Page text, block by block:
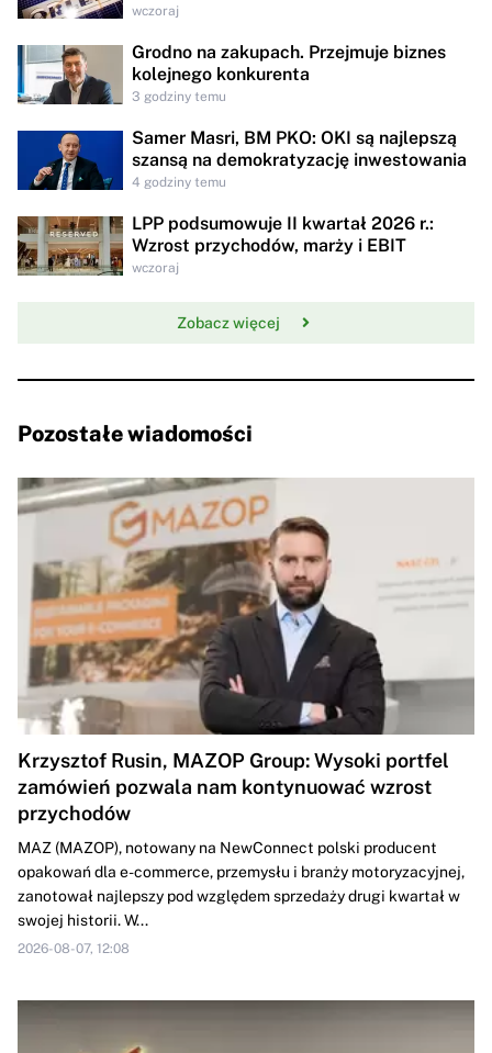
wczoraj
Grodno na zakupach. Przejmuje biznes
kolejnego konkurenta
3 godziny temu
Samer Masri, BM PKO: OKI są najlepszą
szansą na demokratyzację inwestowania
4 godziny temu
LPP podsumowuje II kwartał 2026 r.:
Wzrost przychodów, marży i EBIT
wczoraj
Zobacz więcej
Pozostałe wiadomości
Krzysztof Rusin, MAZOP Group: Wysoki portfel
zamówień pozwala nam kontynuować wzrost
przychodów
MAZ (MAZOP), notowany na NewConnect polski producent
opakowań dla e-commerce, przemysłu i branży motoryzacyjnej,
zanotował najlepszy pod względem sprzedaży drugi kwartał w
swojej historii. W...
2026-08-07, 12:08